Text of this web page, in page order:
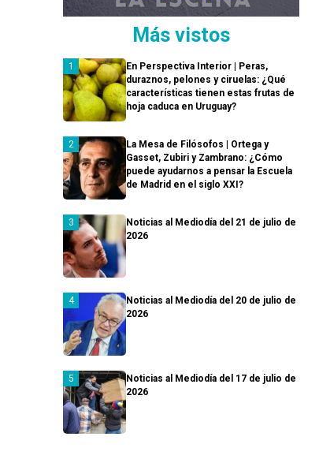
Más vistos
En Perspectiva Interior | Peras,
duraznos, pelones y ciruelas: ¿Qué
características tienen estas frutas de
hoja caduca en Uruguay?
La Mesa de Filósofos | Ortega y
Gasset, Zubiri y Zambrano: ¿Cómo
puede ayudarnos a pensar la Escuela
de Madrid en el siglo XXI?
Noticias al Mediodía del 21 de julio de
2026
Noticias al Mediodía del 20 de julio de
2026
Noticias al Mediodía del 17 de julio de
2026